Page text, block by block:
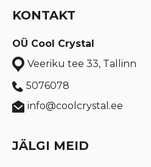
KONTAKT
OÜ Cool Crystal
Veeriku tee 33, Tallinn
5076078
info@coolcrystal.ee
JÄLGI MEID